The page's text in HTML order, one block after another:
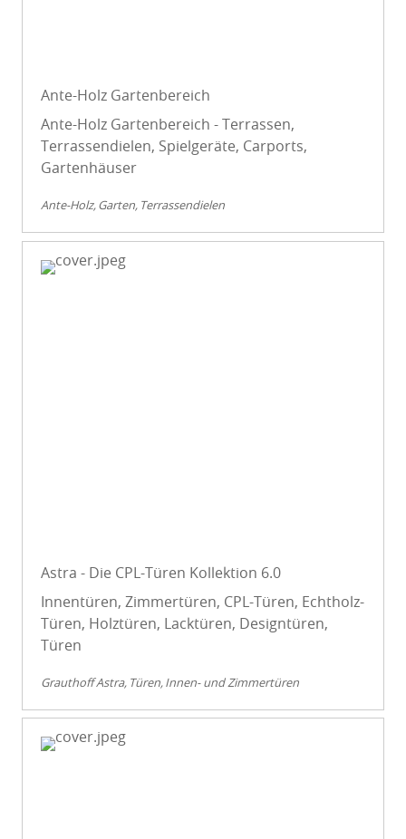
Ante-Holz Gartenbereich
Ante-Holz Gartenbereich - Terrassen,
Terrassendielen, Spielgeräte, Carports,
Gartenhäuser
Ante-Holz Garten Terrassendielen
Astra - Die CPL-Türen Kollektion 6.0
Innentüren, Zimmertüren, CPL-Türen, Echtholz-
Türen, Holztüren, Lacktüren, Designtüren,
Türen
Grauthoff Astra Türen Innen- und Zimmertüren